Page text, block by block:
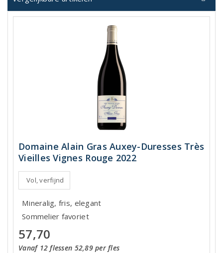
Domaine Alain Gras Auxey-Duresses Très
Vieilles Vignes Rouge 2022
Vol, verfijnd
Mineralig, fris, elegant
Sommelier favoriet
57,70
Vanaf 12 flessen 52,89 per fles